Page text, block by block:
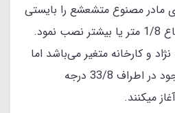
مادر مصنوع متشعشع را بایستی
با توجه به مدل آن در ارتفاع 1/8 متر یا بیشتر نصب نمود.
و کارخانه متغیر می‌باشد اما
آنها معمولا در دماهای موجود در اطراف 33/8 درجه
میکنند.